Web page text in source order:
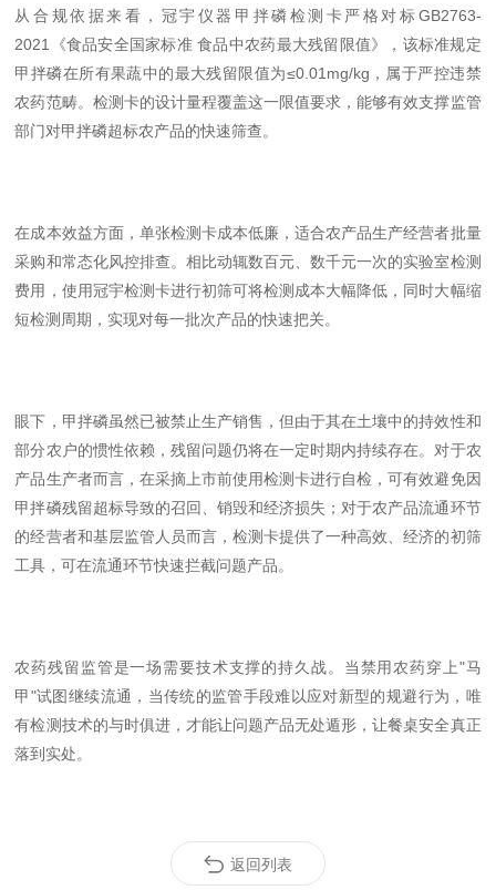
从合规依据来看，冠宇仪器甲拌磷检测卡严格对标GB2763-
2021《食品安全国家标准 食品中农药最大残留限值》，该标准规定
甲拌磷在所有果蔬中的最大残留限值为≤0.01mg/kg，属于严控违禁
农药范畴。检测卡的设计量程覆盖这一限值要求，能够有效支撑监管
部门对甲拌磷超标农产品的快速筛查。
在成本效益方面，单张检测卡成本低廉，适合农产品生产经营者批量
采购和常态化风控排查。相比动辄数百元、数千元一次的实验室检测
费用，使用冠宇检测卡进行初筛可将检测成本大幅降低，同时大幅缩
短检测周期，实现对每一批次产品的快速把关。
眼下，甲拌磷虽然已被禁止生产销售，但由于其在土壤中的持效性和
部分农户的惯性依赖，残留问题仍将在一定时期内持续存在。对于农
产品生产者而言，在采摘上市前使用检测卡进行自检，可有效避免因
甲拌磷残留超标导致的召回、销毁和经济损失；对于农产品流通环节
的经营者和基层监管人员而言，检测卡提供了一种高效、经济的初筛
工具，可在流通环节快速拦截问题产品。
农药残留监管是一场需要技术支撑的持久战。当禁用农药穿上"马
甲"试图继续流通，当传统的监管手段难以应对新型的规避行为，唯
有检测技术的与时俱进，才能让问题产品无处遁形，让餐桌安全真正
落到实处。
返回列表